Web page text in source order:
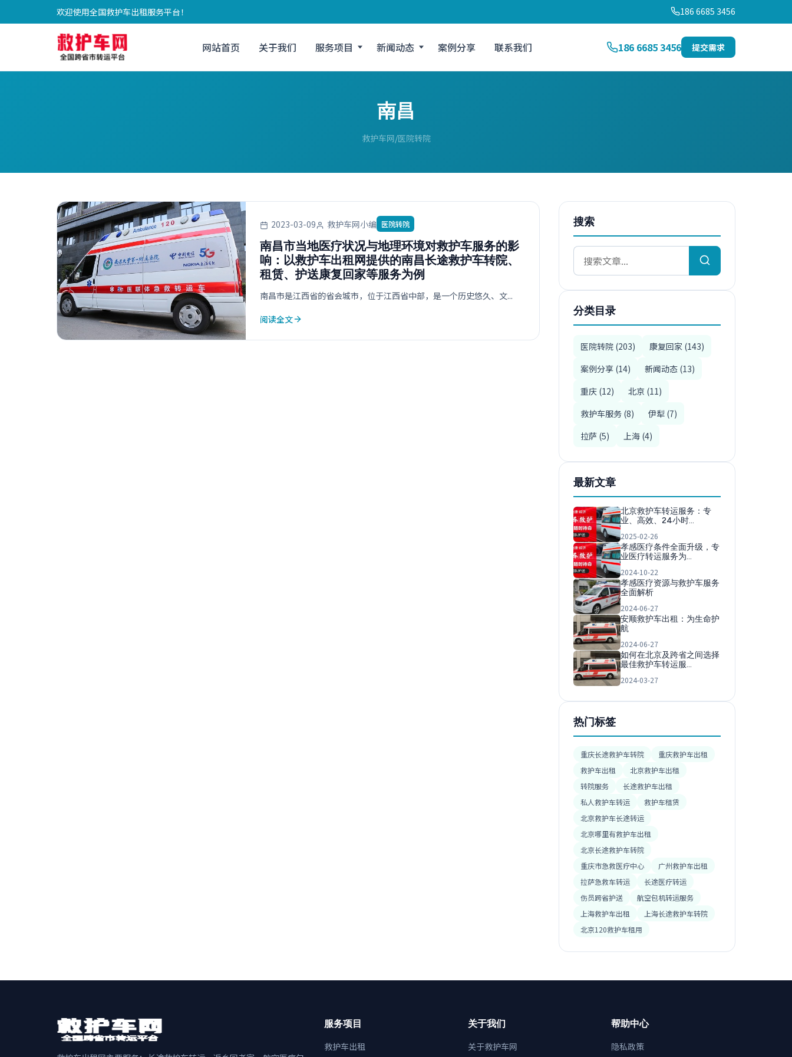
欢迎使用全国救护车出租服务平台！ 186 6685 3456
网站首页 关于我们 服务项目 新闻动态 案例分享 联系我们 186 6685 3456 提交需求
南昌
救护车网 医院转院
2023-03-09 救护车网小编 医院转院
南昌市当地医疗状况与地理环境对救护车服务的影
响：以救护车出租网提供的南昌长途救护车转院、
租赁、护送康复回家等服务为例
南昌市是江西省的省会城市，位于江西省中部，是一个历史悠久、文...
阅读全文
搜索
分类目录
医院转院 (203)
康复回家 (143)
案例分享 (14)
新闻动态 (13)
重庆 (12)
北京 (11)
救护车服务 (8)
伊犁 (7)
拉萨 (5)
上海 (4)
最新文章
北京救护车转运服务：专
业、高效、24小时…
2025-02-26
孝感医疗条件全面升级，专
业医疗转运服务为…
2024-10-22
孝感医疗资源与救护车服务
全面解析
2024-06-27
安顺救护车出租：为生命护
航
2024-06-27
如何在北京及跨省之间选择
最佳救护车转运服…
2024-03-27
热门标签
重庆长途救护车转院
重庆救护车出租
救护车出租
北京救护车出租
转院服务
长途救护车出租
私人救护车转运
救护车租赁
北京救护车长途转运
北京哪里有救护车出租
北京长途救护车转院
重庆市急救医疗中心
广州救护车出租
拉萨急救车转运
长途医疗转运
伤员跨省护送
航空包机转运服务
上海救护车出租
上海长途救护车转院
北京120救护车租用
服务项目
救护车出租
关于我们
关于救护车网
帮助中心
隐私政策